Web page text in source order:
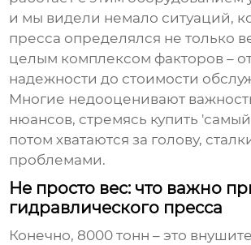
и мы видели немало ситуаций,
пресса определялся не только
целым комплексом факторов –
надежности до стоимости
Многие недооценивают
нюансов, стремясь купить
потом хватаются за голову,
проблемами.
Не просто вес: что важно
гидравлического пресса
Конечно, 8000 тонн – это